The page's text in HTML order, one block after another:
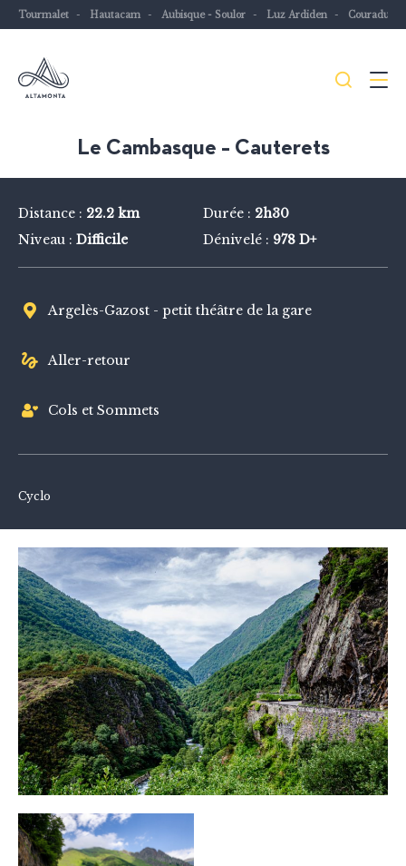
Tourmalet Hautacam Aubisque - Soulor Luz Ardiden
à
vélo
ou
VTT
Menu
Le Cambasque – Cauterets
Distance : 22.2 km Durée : 2h30
Niveau : Difficile Dénivelé : 978 D+
Argelès-Gazost - petit théâtre de la gare
Aller-retour
Cols et Sommets
Cyclo